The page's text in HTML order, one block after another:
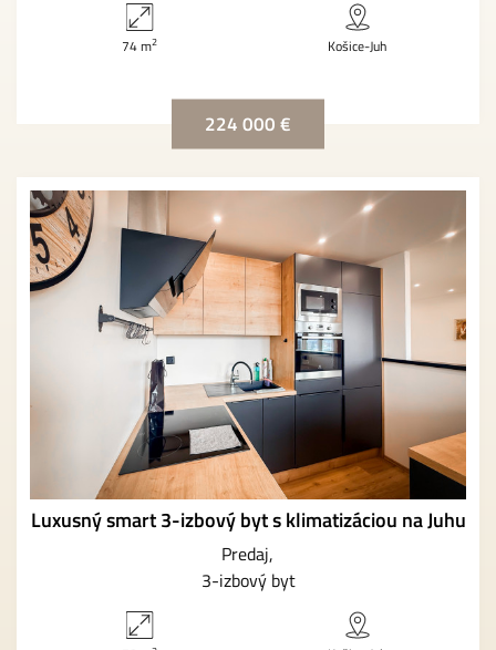
74 m2 Košice-Juh
224 000 €
Luxusný smart 3-izbový byt s klimatizáciou na Juhu
Predaj
3-izbový byt